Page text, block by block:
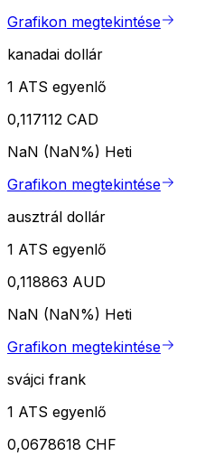
Grafikon megtekintése
kanadai dollár
1 ATS egyenlő
0,117112 CAD
NaN (NaN%) Heti
Grafikon megtekintése
ausztrál dollár
1 ATS egyenlő
0,118863 AUD
NaN (NaN%) Heti
Grafikon megtekintése
svájci frank
1 ATS egyenlő
0,0678618 CHF